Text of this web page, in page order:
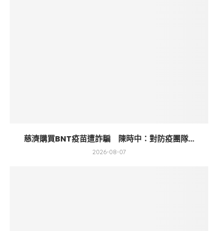
慈濟購買BNT疫苗遭詐騙 陳時中：對防疫團隊...
2026-08-07